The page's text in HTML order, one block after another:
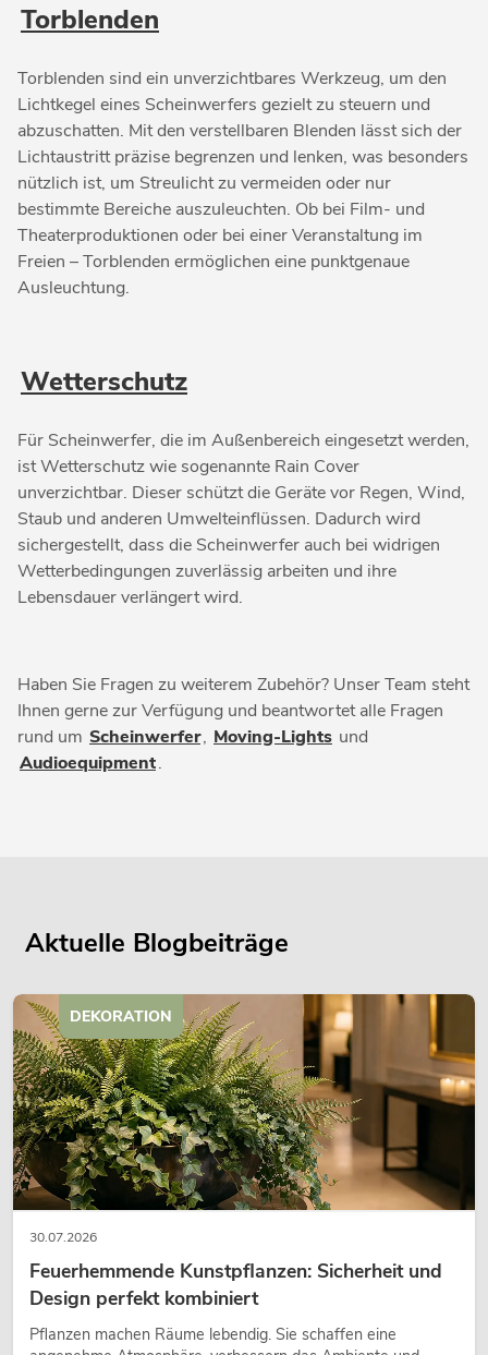
Torblenden
Torblenden sind ein unverzichtbares Werkzeug, um den
Lichtkegel eines Scheinwerfers gezielt zu steuern und
abzuschatten. Mit den verstellbaren Blenden lässt sich der
Lichtaustritt präzise begrenzen und lenken, was besonders
nützlich ist, um Streulicht zu vermeiden oder nur
bestimmte Bereiche auszuleuchten. Ob bei Film- und
Theaterproduktionen oder bei einer Veranstaltung im
Freien – Torblenden ermöglichen eine punktgenaue
Ausleuchtung.
Wetterschutz
Für Scheinwerfer, die im Außenbereich eingesetzt werden,
ist Wetterschutz wie sogenannte Rain Cover
unverzichtbar. Dieser schützt die Geräte vor Regen, Wind,
Staub und anderen Umwelteinflüssen. Dadurch wird
sichergestellt, dass die Scheinwerfer auch bei widrigen
Wetterbedingungen zuverlässig arbeiten und ihre
Lebensdauer verlängert wird.
Haben Sie Fragen zu weiterem Zubehör? Unser Team steht
Ihnen gerne zur Verfügung und beantwortet alle Fragen
rund um Scheinwerfer, Moving-Lights und
Audioequipment.
Aktuelle Blogbeiträge
30.07.2026
Feuerhemmende Kunstpflanzen: Sicherheit und
Design perfekt kombiniert
Pflanzen machen Räume lebendig. Sie schaffen eine
DEKORATION